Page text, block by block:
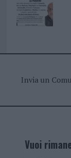
Invia un
Vuoi